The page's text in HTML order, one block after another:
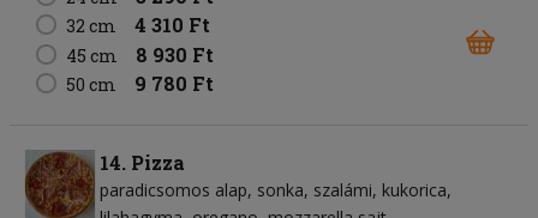
32 cm 4 310 Ft
45 cm 8 930 Ft
50 cm 9 780 Ft
14. Pizza
paradicsomos alap sonka szalámi kukorica